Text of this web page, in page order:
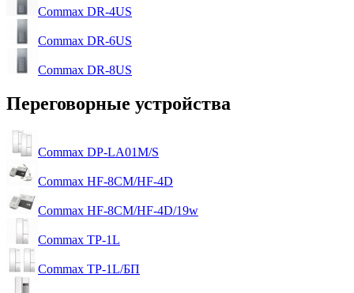
Commax DR-4US
Commax DR-6US
Commax DR-8US
Переговорные устройства
Commax DP-LA01M/S
Commax HF-8CM/HF-4D
Commax HF-8CM/HF-4D/19w
Commax TP-1L
Commax TP-1L/БП